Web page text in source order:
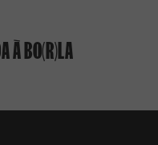
À BO(R)LA